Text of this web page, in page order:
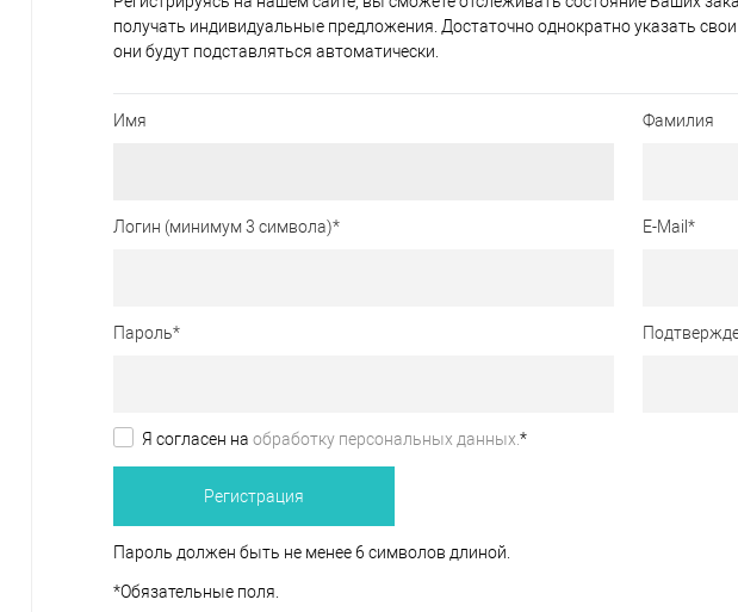
получать индивидуальные предложения. Достаточно однократно указать
они будут подставляться автоматически.
Имя Фамилия
Логин (минимум 3 символа)* E-Mail *
Пароль*
Я согласен на обработку персональных данных.*
Пароль должен быть не менее 6 символов длиной.
*Обязательные поля.